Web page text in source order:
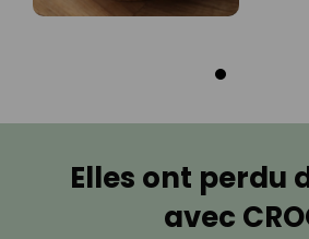
Elles ont perdu
avec